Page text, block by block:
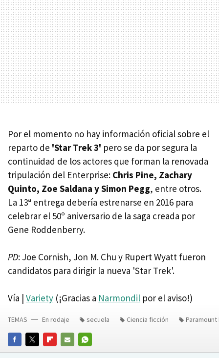
Por el momento no hay información oficial sobre el
reparto de 'Star Trek 3' pero se da por segura la
continuidad de los actores que forman la renovada
tripulación del Enterprise: Chris Pine, Zachary
Quinto, Zoe Saldana y Simon Pegg, entre otros.
La 13ª entrega debería estrenarse en 2016 para
celebrar el 50º aniversario de la saga creada por
Gene Roddenberry.
PD: Joe Cornish, Jon M. Chu y Rupert Wyatt fueron
candidatos para dirigir la nueva 'Star Trek'.
Vía | Variety (¡Gracias a Narmondil por el aviso!)
FACEBOOKTWITTERFLIPBOARD
E-
WHATSAPP
TEMAS En rodaje secuela Ciencia ficción